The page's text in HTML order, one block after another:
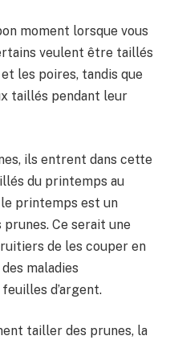
moment lorsque vous
veulent être taillés
les poires, tandis que
taillés pendant leur
ils entrent dans cette
du printemps au
le printemps est un
Ce serait une
de les couper en
maladies
d’argent.
tailler des prunes, la